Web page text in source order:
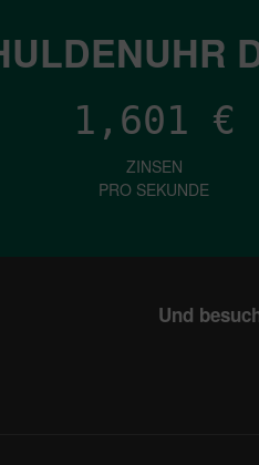
1,601 €
ZINSEN
PRO SEKUNDE
Und